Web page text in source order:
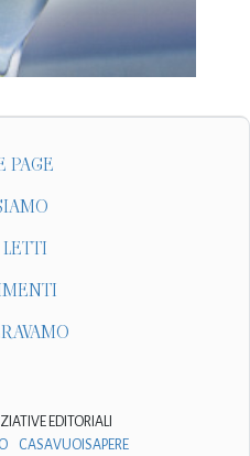
PAGE
EDITORIALI
CASAVUOISAPERE